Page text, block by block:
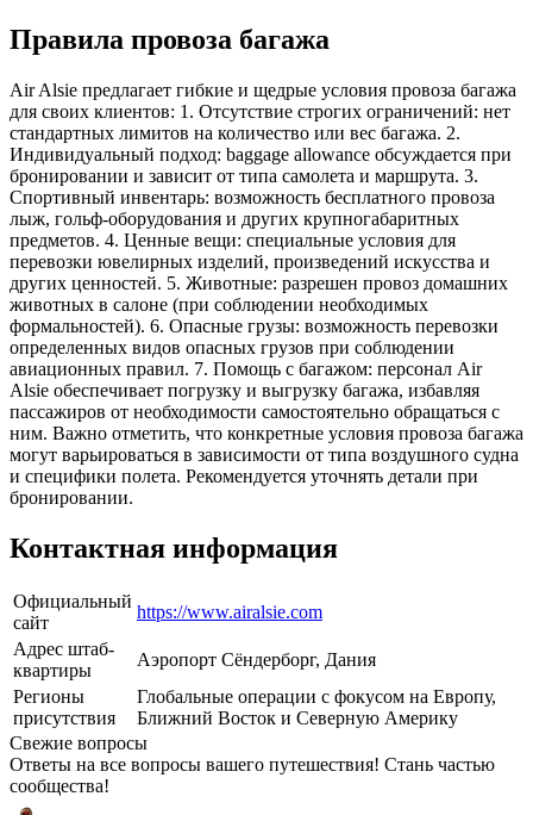
Правила провоза багажа
Air Alsie предлагает гибкие и щедрые условия провоза багажа
для своих клиентов: 1. Отсутствие строгих ограничений: нет
стандартных лимитов на количество или вес багажа. 2.
Индивидуальный подход: baggage allowance обсуждается при
бронировании и зависит от типа самолета и маршрута. 3.
Спортивный инвентарь: возможность бесплатного провоза
лыж, гольф-оборудования и других крупногабаритных
предметов. 4. Ценные вещи: специальные условия для
перевозки ювелирных изделий, произведений искусства и
других ценностей. 5. Животные: разрешен провоз домашних
животных в салоне (при соблюдении необходимых
формальностей). 6. Опасные грузы: возможность перевозки
определенных видов опасных грузов при соблюдении
авиационных правил. 7. Помощь с багажом: персонал Air
Alsie обеспечивает погрузку и выгрузку багажа, избавляя
пассажиров от необходимости самостоятельно обращаться с
ним. Важно отметить, что конкретные условия провоза багажа
могут варьироваться в зависимости от типа воздушного судна
и специфики полета. Рекомендуется уточнять детали при
бронировании.
Контактная информация
Официальный
сайт
https://www.airalsie.com
Адрес штаб-
квартиры
Аэропорт Сёндерборг, Дания
Регионы
присутствия
Глобальные операции с фокусом на Европу,
Ближний Восток и Северную Америку
Свежие вопросы
Ответы на все вопросы вашего путешествия! Стань частью
сообщества!